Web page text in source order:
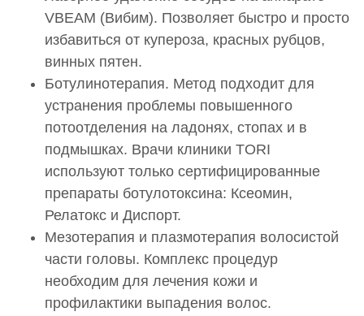
VBEAM (Вибим). Позволяет быстро и просто
избавиться от купероза, красных рубцов,
винных пятен.
Ботулинотерапия. Метод подходит для
устранения проблемы повышенного
потоотделения на ладонях, стопах и в
подмышках. Врачи клиники TORI
используют только сертифицированные
препараты ботулотоксина: Ксеомин,
Релатокс и Диспорт.
Мезотерапия и плазмотерапия волосистой
части головы. Комплекс процедур
необходим для лечения кожи и
профилактики выпадения волос.